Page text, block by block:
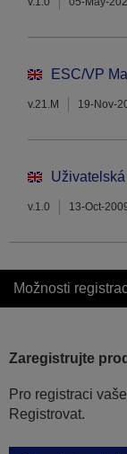
ESC/VP
v.21.M 19-Nov-
v.1.0 13-Oct-
Možnosti
Zaregistrujte
Pro registraci
Registrovat.